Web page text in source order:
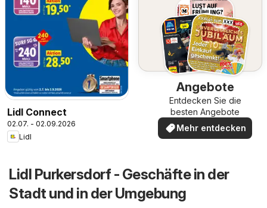
Lidl Connect
02.07. - 02.09.2026
Lidl
Angebote
Entdecken Sie die
besten Angebote
Mehr entdecken
Lidl Purkersdorf - Geschäfte in der
Stadt und in der Umgebung